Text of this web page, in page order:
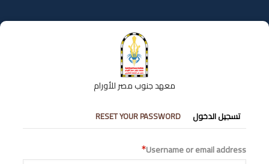
إلى
المحتوى
معهد جنوب مصر للأورام
التبويبات
الأساسية
تسجيل الدخول RESET YOUR PASSWORD
Username or email address